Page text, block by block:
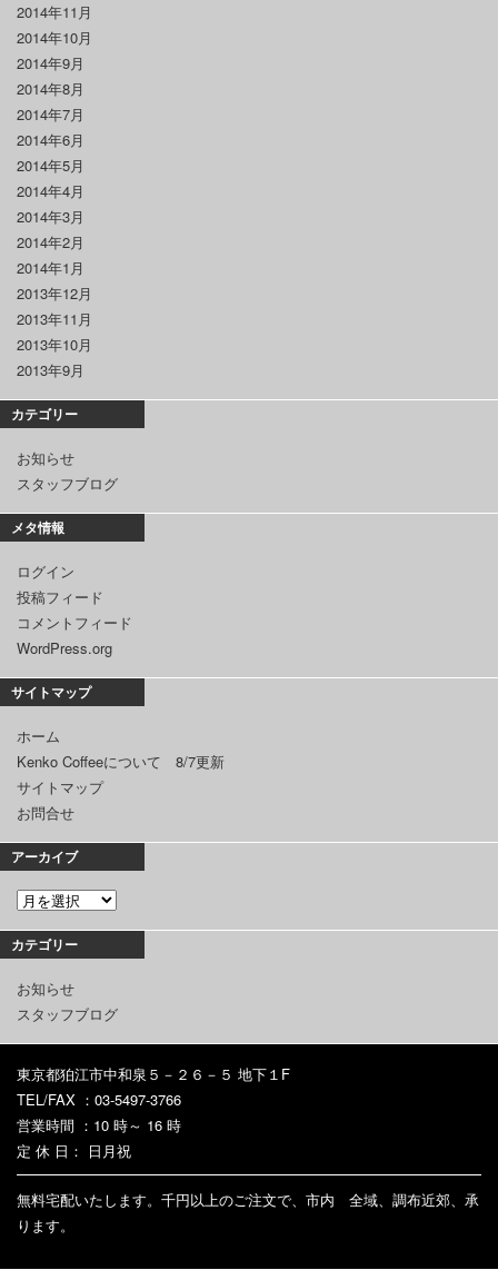
2014年11月
2014年10月
2014年9月
2014年8月
2014年7月
2014年6月
2014年5月
2014年4月
2014年3月
2014年2月
2014年1月
2013年12月
2013年11月
2013年10月
2013年9月
カテゴリー
お知らせ
スタッフブログ
メタ情報
ログイン
投稿フィード
コメントフィード
WordPress.org
サイトマップ
ホーム
Kenko Coffeeについて 8/7更新
サイトマップ
お問合せ
アーカイブ
カテゴリー
お知らせ
スタッフブログ
東京都狛江市中和泉５－２６－５ 地下１F
TEL/FAX ：03-5497-3766
営業時間 ：10 時～ 16 時
定 休 日： 日月祝
無料宅配いたします。千円以上のご注文で、市内 全域、調布近郊、承
ります。